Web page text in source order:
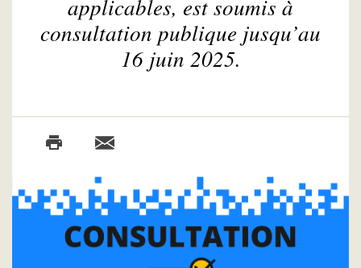
applicables, est soumis à
consultation publique jusqu’au
16 juin 2025.